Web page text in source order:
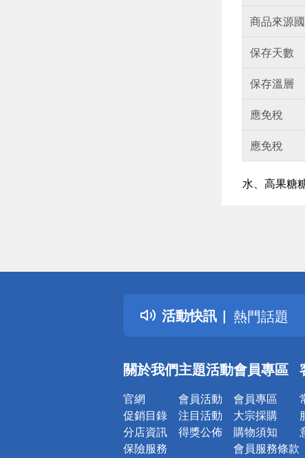
商品來源
保存天數
保存溫層
應免稅
應免稅
水、高果糖
活動快訊
詐騙網頁
得獎公告
熱門話題
銀行優惠
詐騙網頁
關於我們
官網
促銷目錄
分店資訊
保險服務
主題活動
會員活動
注目活動
得獎公佈
會員專區
會員專區
大宗採購
購物須知
會員服務條款